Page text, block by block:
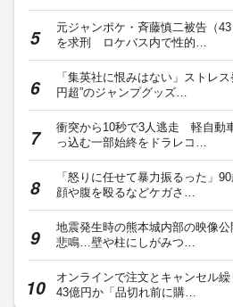
元ジャンポケ・斉藤慎二被告（
を求刑 ロケバス内で性的…
「集英社に恨みはない」ストレ
円超”のジャンプグッズ…
衝突から10秒で3人逃走 軽自動
っ込む一部始終をドラレコ…
「怒りに任せて暴力振るった」
顔や腹を殴るなどケガさ…
地震発生時の熊本城内部の映像
悲鳴…壁や柱にしがみつ…
オンラインで注文とキャンセル
43億円か「品切れ前に購…